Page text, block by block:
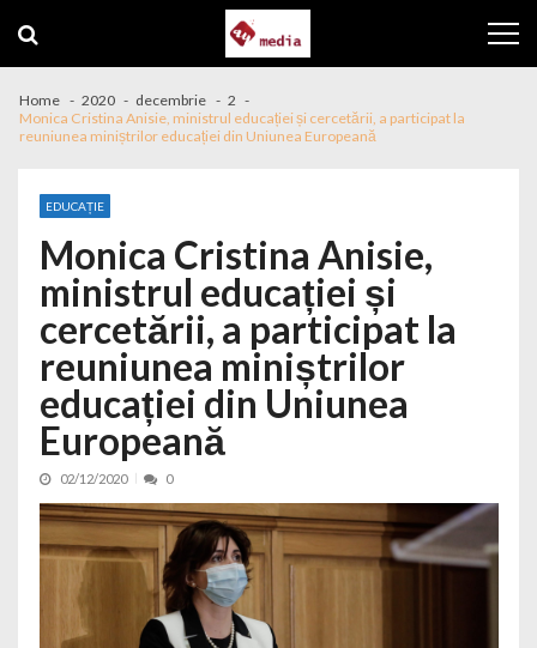
Home 2020 decembrie
2
Monica Cristina Anisie, ministrul educației și cercetării, a participat la
reuniunea miniștrilor educației din Uniunea Europeană
EDUCAȚIE
Monica Cristina Anisie,
ministrul educației și
cercetării, a participat la
reuniunea miniștrilor
educației din Uniunea
Europeană
02/12/2020 0